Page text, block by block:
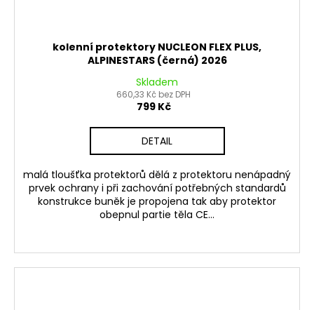
kolenní protektory NUCLEON FLEX PLUS,
ALPINESTARS (černá) 2026
Skladem
660,33 Kč bez DPH
799 Kč
DETAIL
malá tloušťka protektorů dělá z protektoru nenápadný
prvek ochrany i při zachování potřebných standardů
konstrukce buněk je propojena tak aby protektor
obepnul partie těla CE...